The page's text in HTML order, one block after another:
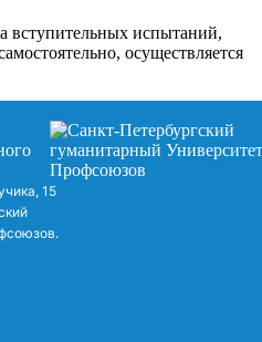
вступительных испытаний,
осуществляется
15